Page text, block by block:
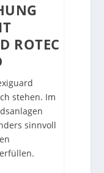
ROTEC
stehen. Im
sinnvoll